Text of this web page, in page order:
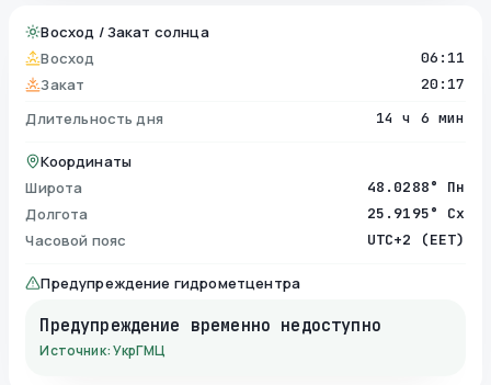
Восход / Закат солнца
Восход
06:11
Закат 20:17
Длительность дня 14 ч 6 мин
Координаты
Широта
48.0288° Пн
Долгота 25.9195° Сх
Часовой пояс UTC+2 (EET)
Предупреждение гидрометцентра
Предупреждение временно недоступно
Источник: УкрГМЦ